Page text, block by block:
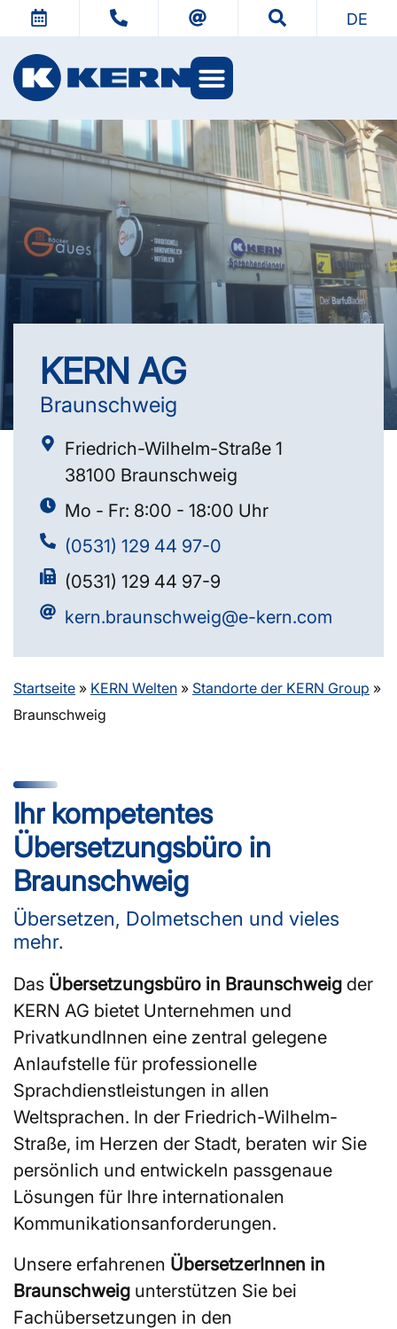
DE
KERN AG
Braunschweig
Friedrich-Wilhelm-Straße 1
38100 Braunschweig
Mo - Fr: 8:00 - 18:00 Uhr
(0531) 129 44 97-0
(0531) 129 44 97-9
kern.braunschweig@e-kern.com
Startseite » KERN Welten » Standorte der KERN Group »
Braunschweig
Ihr kompetentes
Übersetzungsbüro in
Braunschweig
Übersetzen, Dolmetschen und vieles
mehr.
Das Übersetzungsbüro in Braunschweig der
KERN AG bietet Unternehmen und
PrivatkundInnen eine zentral gelegene
Anlaufstelle für professionelle
Sprachdienstleistungen in allen
Weltsprachen. In der Friedrich-Wilhelm-
Straße, im Herzen der Stadt, beraten wir Sie
persönlich und entwickeln passgenaue
Lösungen für Ihre internationalen
Kommunikationsanforderungen.
Unsere erfahrenen ÜbersetzerInnen in
Braunschweig unterstützen Sie bei
Fachübersetzungen in den